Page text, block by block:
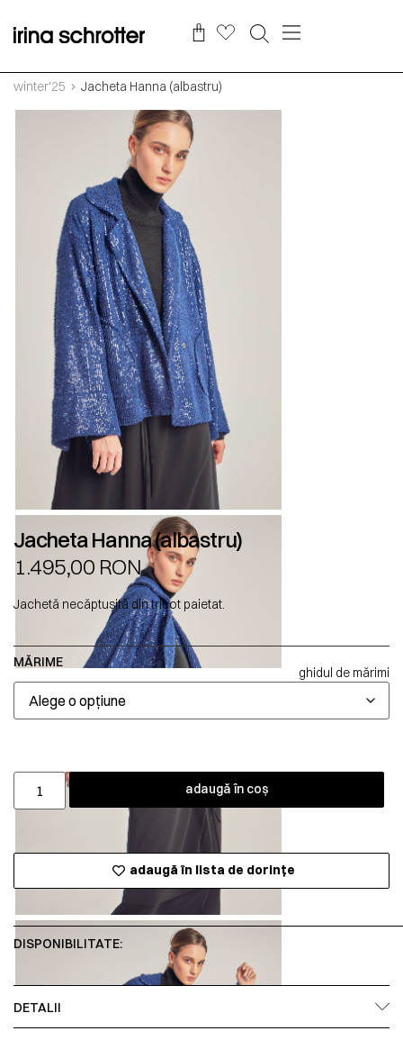
winter'25 Jacheta Hanna (albastru)
Jacheta Hanna (albastru)
1.495,00 RON
Jachetă necăptușită din tricot paietat.
MĂRIME
ghidul de mărimi
adaugă în coș
adaugă în lista de dorințe
DISPONIBILITATE:
DETALII